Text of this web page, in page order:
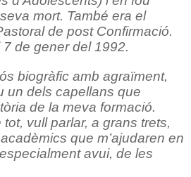
mort. També era el
de post Confirmació.
de gener del 1992.
biogràfic amb agraïment,
un dels capellans que
de la meva formació.
vull parlar, a grans trets,
que m’ajudaren en
avui, de les